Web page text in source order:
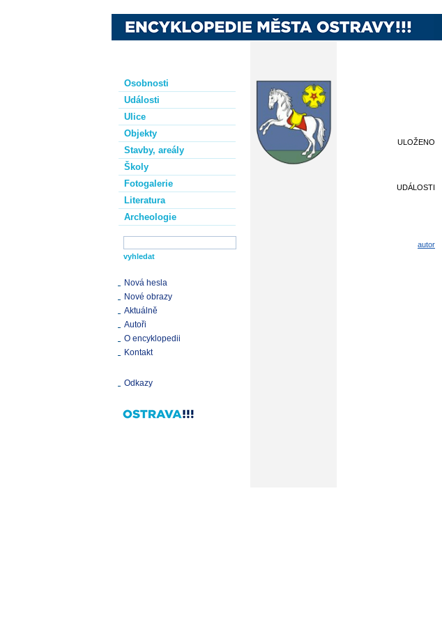
Osobnosti
Události
Ulice
Objekty
Stavby, areály
Školy
Fotogalerie
Literatura
Archeologie
Nová hesla
Nové obrazy
Aktuálně
Autoři
O encyklopedii
Kontakt
Odkazy
ULOŽENO
UDÁLOSTI
autor